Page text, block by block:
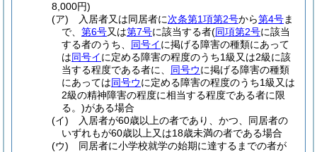
8,000円)
(ア)
入居者又は同居者に次条第1項第2号から第4号ま
で、第6号又は第7号に該当する者(同項第2号に該当
する者のうち、 同号イに掲げる障害の種類にあって
は同号イに定める障害の程度のうち1級又は2級に該
当する程度である者に、 同号ウに掲げる障害の種類
にあっては同号ウに定める障害の程度のうち1級又は
2級の精神障害の程度に相当する程度である者に限
る。)がある場合
(イ)
入居者が60歳以上の者であり、かつ、同居者の
いずれもが60歳以上又は18歳未満の者である場合
(ウ)
同居者に小学校就学の始期に達するまでの者が